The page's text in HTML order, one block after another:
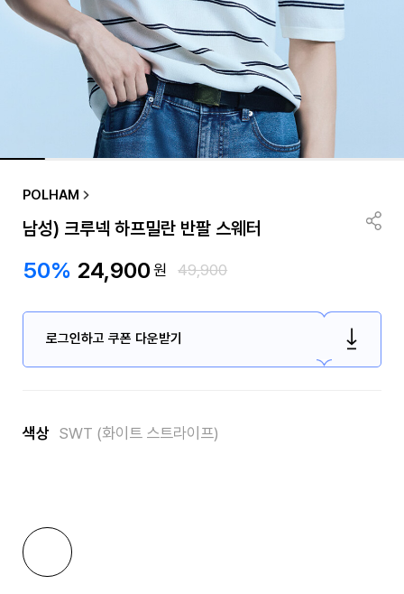
POLHAM
남성) 크루넥 하프밀란 반팔 스웨터
50% 24,900원 49,900
로그인하고 쿠폰 다운받기
색상 SWT (화이트 스트라이프)